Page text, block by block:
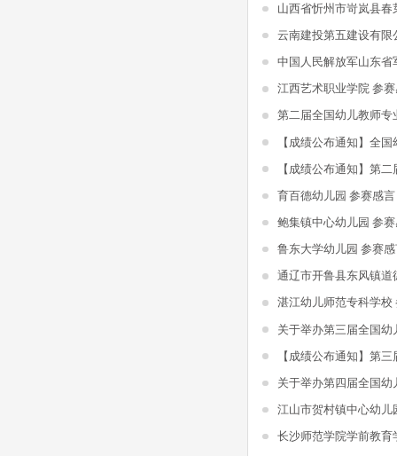
山西省忻州市岢岚县
江西艺术职业学院 参
第二届全国幼儿教师专
育百德幼儿园 参赛感言
鲍集镇中心幼儿园 参
鲁东大学幼儿园 参赛
湛江幼儿师范专科学校
江山市贺村镇中心幼儿
长沙师范学院学前教育